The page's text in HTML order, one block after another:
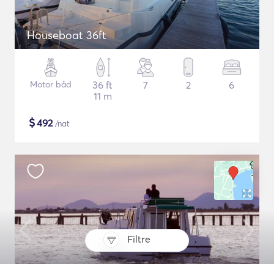
Filtre
Houseboat 36ft
Motor båd
36 ft
11 m
7 2 6
$492/nat